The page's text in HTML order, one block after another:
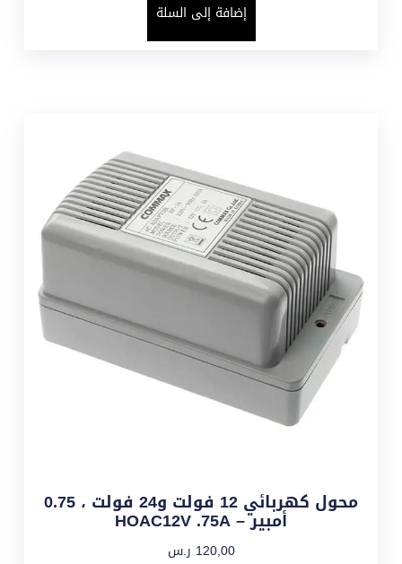
إضافة إلى السلة
محول كهربائي 12 فولت و24 فولت ، 0.75
أمبير – HOAC12V .75A
120,00 ر.س